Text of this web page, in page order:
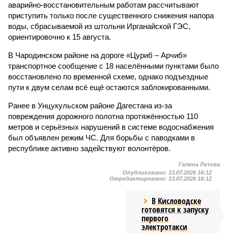
аварийно-восстановительным работам рассчитывают
приступить только после существенного снижения напора
воды, сбрасываемой из штольни Ирганайской ГЭС,
ориентировочно к 15 августа.
В Чародинском районе на дороге «Цуриб – Арчиб»
транспортное сообщение с 18 населёнными пунктами было
восстановлено по временной схеме, однако подъездные
пути к двум селам всё ещё остаются заблокированными.
Ранее в Унцукульском районе Дагестана из-за
повреждения дорожного полотна протяжённостью 110
метров и серьёзных нарушений в системе водоснабжения
был объявлен режим ЧС. Для борьбы с паводками в
республике активно задействуют волонтёров.
Галина Летова
Опубликовано: 13.07.2026 16:12
Отредактировано: 13.07.2026 16:12
В Кисловодске
готовятся к запуску
первого
электротакси